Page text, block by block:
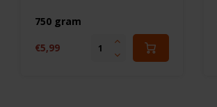
750 gram
€5,99